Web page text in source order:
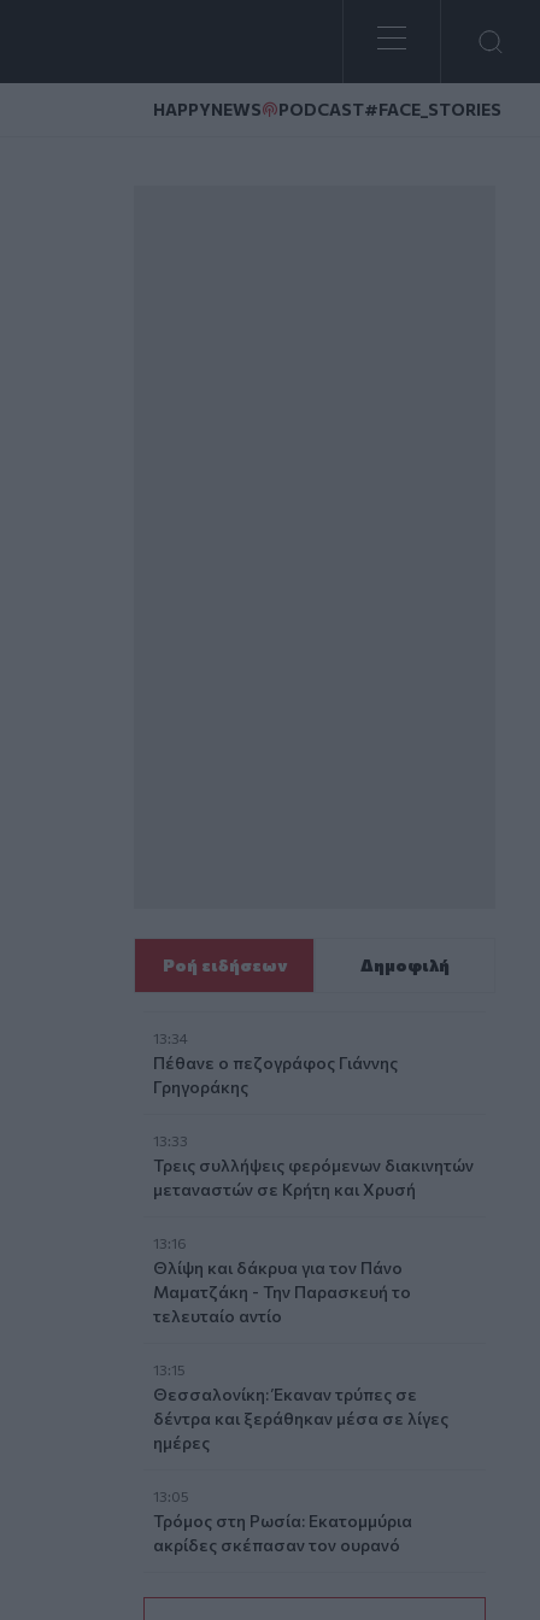
HAPPYNEWS PODCAST#FACE_STORIES
Ροή ειδήσεων Δημοφιλή
13:34
Πέθανε ο πεζογράφος Γιάννης
Γρηγοράκης
13:33
Τρεις συλλήψεις φερόμενων διακινητών
μεταναστών σε Κρήτη και Χρυσή
13:16
Θλίψη και δάκρυα για τον Πάνο
Μαματζάκη - Την Παρασκευή το
τελευταίο αντίο
13:15
Θεσσαλονίκη: Έκαναν τρύπες σε
δέντρα και ξεράθηκαν μέσα σε λίγες
ημέρες
13:05
Τρόμος στη Ρωσία: Εκατομμύρια
ακρίδες σκέπασαν τον ουρανό
13:00